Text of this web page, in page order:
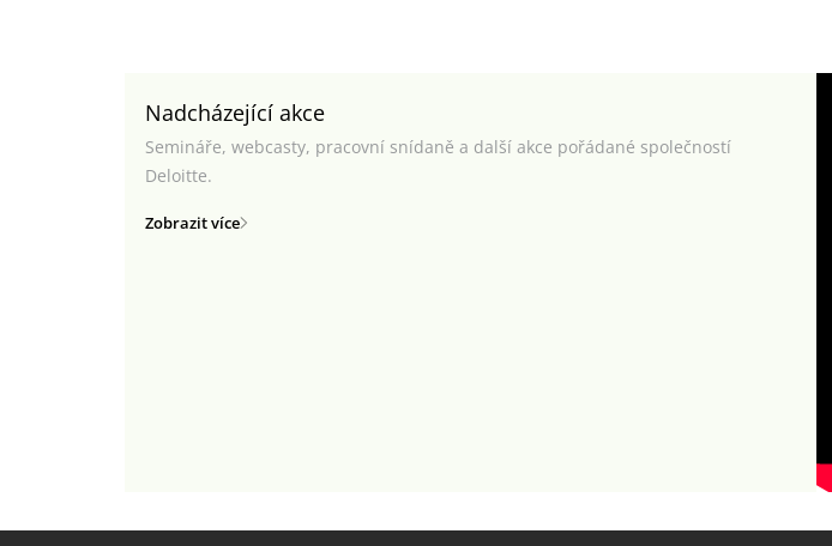
Nadcházející akce
Semináře, webcasty, pracovní snídaně a další akce pořádané společností
Deloitte.
Zobrazit více